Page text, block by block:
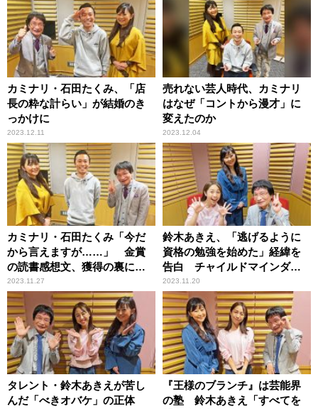
カミナリ・石田たくみ、「店
長の粋な計らい」が結婚のき
っかけに
2023.12.11
売れない芸人時代、カミナリ
はなぜ「コントから漫才」に
変えたのか
2023.12.04
カミナリ・石田たくみ「今だ
から言えますが……」 金賞
の読書感想文、獲得の裏に
「秘密」
2023.11.27
鈴木あきえ、「逃げるように
資格の勉強を始めた」経緯を
告白 チャイルドマインダー
の活動
2023.11.20
タレント・鈴木あきえが苦し
んだ「べきオバケ」の正体
『王様のブランチ』は芸能界
の塾 鈴木あきえ「すべてを